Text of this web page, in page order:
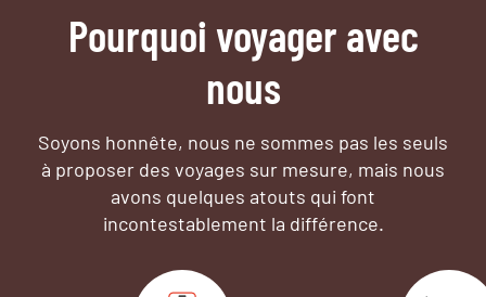
Pourquoi voyager avec
nous
Soyons honnête, nous ne sommes pas les seuls
à proposer des voyages sur mesure, mais nous
avons quelques atouts qui font
incontestablement la différence.